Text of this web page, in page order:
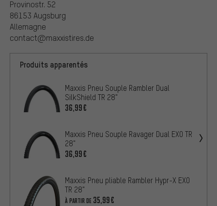
Provinostr. 52
86153 Augsburg
Allemagne
contact@maxxistires.de
Produits apparentés
Maxxis Pneu Souple Rambler Dual
SilkShield TR 28"
36,99€
Maxxis Pneu Souple Ravager Dual EXO TR
28"
36,99€
Maxxis Pneu pliable Rambler Hypr-X EXO
TR 28"
À PARTIR DE 35,99€